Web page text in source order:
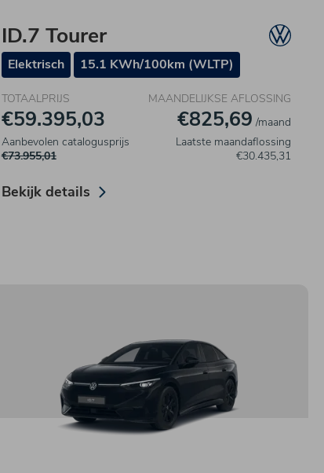
ID.7 Tourer
Elektrisch 15.1 KWh/100km (WLTP)
TOTAALPRIJS
€59.395,03
Aanbevolen catalogusprijs
€73.955,01
MAANDELIJKSE AFLOSSING
€825,69 /maand
Laatste maandaflossing
€30.435,31
Bekijk details